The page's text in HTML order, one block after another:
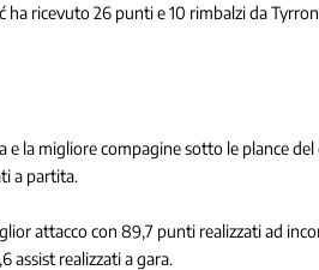
ha ricevuto 26 punti e 10 rimbalzi da
e la migliore compagine sotto le plance
a partita.
attacco con 89,7 punti realizzati ad
assist realizzati a gara.